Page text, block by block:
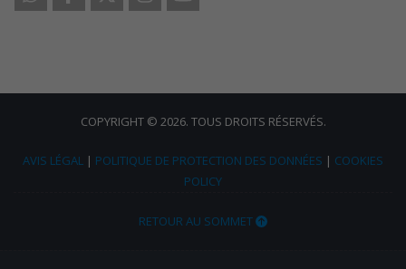
COPYRIGHT © 2026. TOUS DROITS RÉSERVÉS.
AVIS LÉGAL | POLITIQUE DE PROTECTION DES DONNÉES | COOKIES
POLICY
RETOUR AU SOMMET